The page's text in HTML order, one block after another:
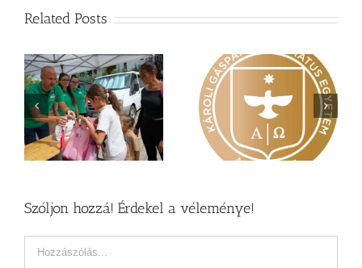
Related Posts
Nagy érdeklődés övezi
a Károli képzéseit
Vasárnapi üzenet –
Zsoltárok 149
Szóljon hozzá! Érdekel a véleménye!
Hozzászólás